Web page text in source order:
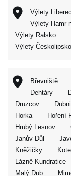
Výlety
Výlety Hamr
Výlety Ralsko
Výlety Českolipsko
Břevniště
Dehtáry
Druzcov
Horka
Hoření
Hrubý Lesnov
Janův Důl
Kněžičky
Kotel
Lázně Kundratice
Malý Dub